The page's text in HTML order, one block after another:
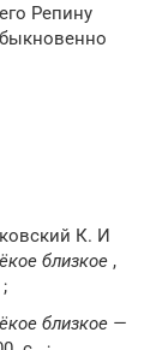
Репину
К. И
близкое ,
;
близкое —